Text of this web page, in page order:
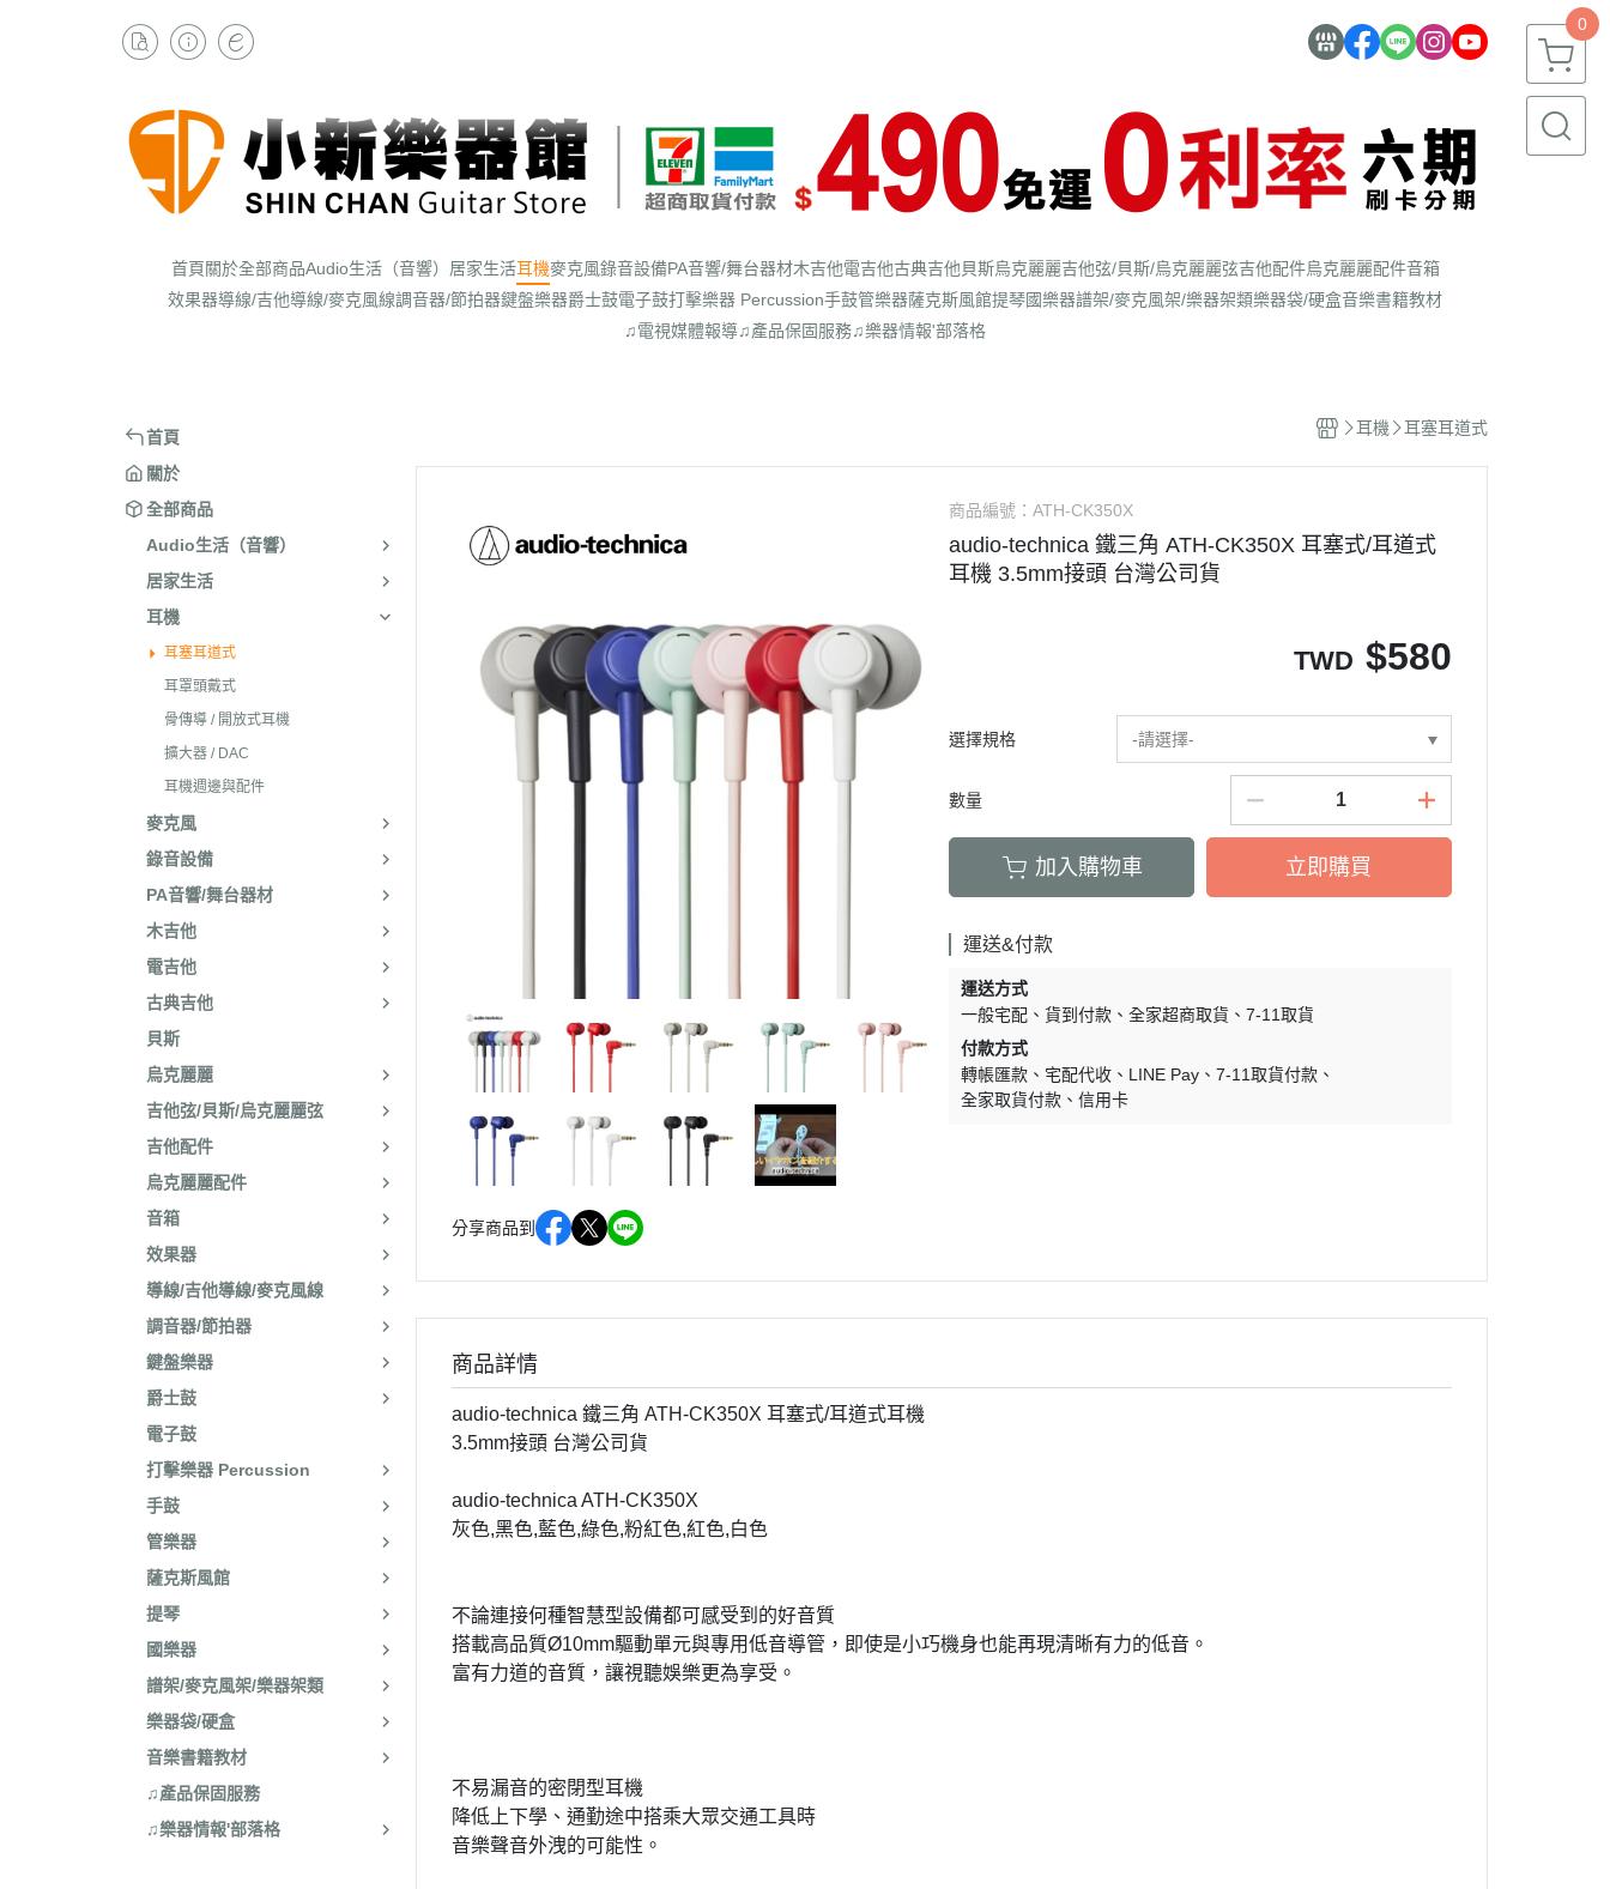
0
首頁關於全部商品Audio生活（音響） 居家生活耳機麥克風錄音設備PA音響/舞台器材木吉他電吉他古典吉他貝斯烏克麗麗吉他弦/貝斯/烏克麗麗弦吉他配件烏克麗麗配件音箱
效果器導線/吉他導線/麥克風線調音器/節拍器鍵盤樂器爵士鼓電子鼓打擊樂器 Percussion手鼓管樂器薩克斯風館提琴國樂器譜架/麥克風架/樂器架類樂器袋/硬盒音樂書籍教材
♫電視媒體報導♫產品保固服務♫樂器情報'部落格
首頁
關於
全部商品
Audio生活（音響）
居家生活
耳機
耳塞耳道式
耳罩頭戴式
骨傳導 / 開放式耳機
擴大器 / DAC
耳機週邊與配件
麥克風
錄音設備
PA音響/舞台器材
木吉他
電吉他
古典吉他
貝斯
烏克麗麗
吉他弦/貝斯/烏克麗麗弦
吉他配件
烏克麗麗配件
音箱
效果器
導線/吉他導線/麥克風線
調音器/節拍器
鍵盤樂器
爵士鼓
電子鼓
打擊樂器 Percussion
手鼓
管樂器
薩克斯風館
提琴
國樂器
譜架/麥克風架/樂器架類
樂器袋/硬盒
音樂書籍教材
♫產品保固服務
♫樂器情報'部落格
耳機 耳塞耳道式
分享商品到
商品編號：ATH-CK350X
audio-technica 鐵三角 ATH-CK350X 耳塞式/耳道式
耳機 3.5mm接頭 台灣公司貨
TWD $580
選擇規格 -請選擇-
數量
加入購物車 立即購買
運送&付款
運送方式
一般宅配
貨到付款 全家超商取貨
7-11取貨
付款方式
轉帳匯款
宅配代收 LINE Pay
7-11取貨付款
全家取貨付款
信用卡
商品詳情
audio-technica 鐵三角 ATH-CK350X 耳塞式/耳道式耳機
3.5mm接頭 台灣公司貨
audio-technica ATH-CK350X
灰色,黑色,藍色,綠色,粉紅色,紅色,白色
不論連接何種智慧型設備都可感受到的好音質
搭載高品質Ø10mm驅動單元與專用低音導管，即使是小巧機身也能再現清晰有力的低音。
富有力道的音質，讓視聽娛樂更為享受。
不易漏音的密閉型耳機
降低上下學、通勤途中搭乘大眾交通工具時
音樂聲音外洩的可能性。